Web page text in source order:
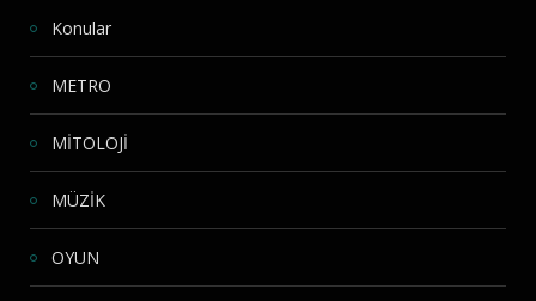
Konular
METRO
MİTOLOJİ
MÜZİK
OYUN